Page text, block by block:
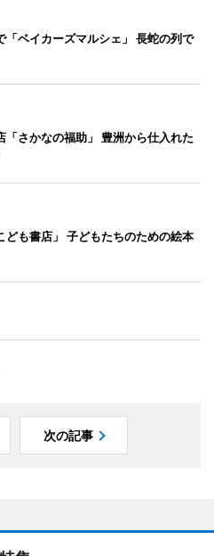
「ベイカーズマルシェ」 長蛇の列で
「さかなの福助」 豊洲から仕入れた
ども書店」 子どもたちのための絵本
次の記事